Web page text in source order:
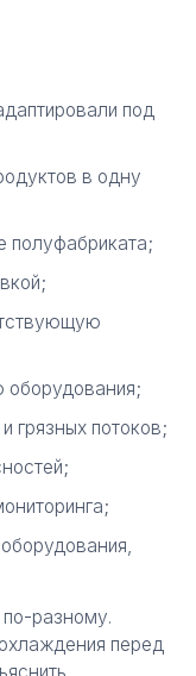
под
в одну
полуфабриката;
оборудования;
грязных потоков;
по-разному.
перед